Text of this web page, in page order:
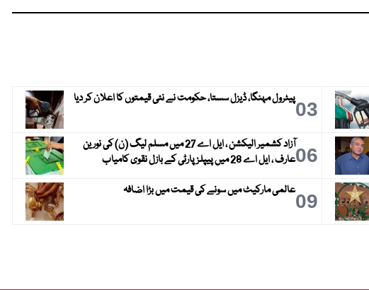
03پیٹرول مہنگا، ڈیزل سستا، حکومت نے نئی قیمتوں کا اعلان کر دیا
06
آزاد کشمیر الیکشن ، ایل اے 27 میں مسلم لیگ (ن) کی نورین
عارف ، ایل اے 28 میں پیپلز پارٹی کے بازل نقوی کامیاب
09عالمی مارکیٹ میں سونے کی قیمت میں بڑا اضافہ